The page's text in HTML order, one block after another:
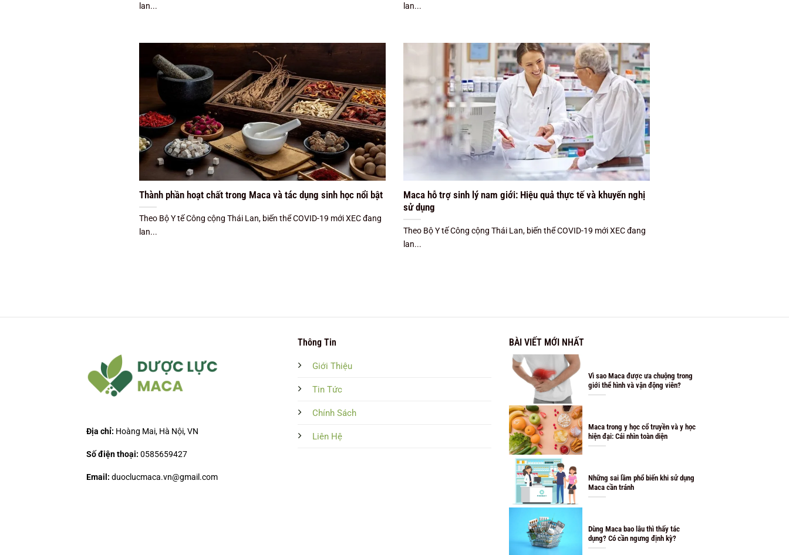
lan...
lan...
Thành phần hoạt chất trong Maca và tác dụng sinh học nổi bật
Theo Bộ Y tế Công cộng Thái Lan, biến thể COVID-19 mới XEC đang
lan...
Maca hỗ trợ sinh lý nam giới: Hiệu quả thực tế và khuyến nghị
sử dụng
Theo Bộ Y tế Công cộng Thái Lan, biến thể COVID-19 mới XEC đang
lan...
Địa chỉ: Hoàng Mai, Hà Nội, VN
Số điện thoại: 0585659427
Email: duoclucmaca.vn@gmail.com
Thông Tin
Giới Thiệu
Tin Tức
Chính Sách
Liên Hệ
BÀI VIẾT MỚI NHẤT
Vì sao Maca được ưa chuộng trong
giới thể hình và vận động viên?
Maca trong y học cổ truyền và y học
hiện đại: Cái nhìn toàn diện
Những sai lầm phổ biến khi sử dụng
Maca cần tránh
Dùng Maca bao lâu thì thấy tác
dụng? Có cần ngưng định kỳ?